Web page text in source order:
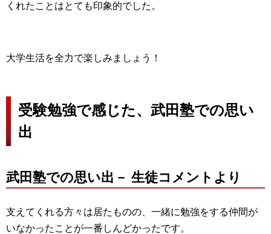
くれたことはとても印象的でした。
大学生活を全力で楽しみましょう！
受験勉強で感じた、武田塾での思い
出
武田塾での思い出－ 生徒コメントより
支えてくれる方々は居たものの、一緒に勉強をする仲間が
いなかったことが一番しんどかったです。